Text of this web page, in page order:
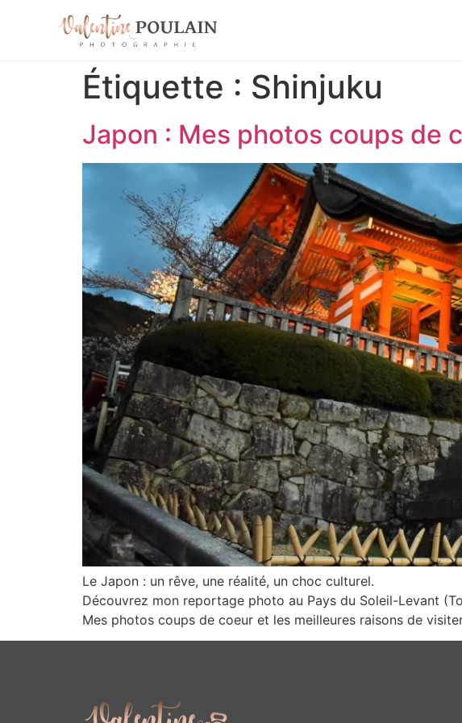
Étiquette : Shinjuku
Japon : Mes photos coups de
Le Japon : un rêve, une réalité, un choc culturel.
Découvrez mon reportage photo au Pays du Soleil-Levant
Mes photos coups de coeur et les meilleures raisons de